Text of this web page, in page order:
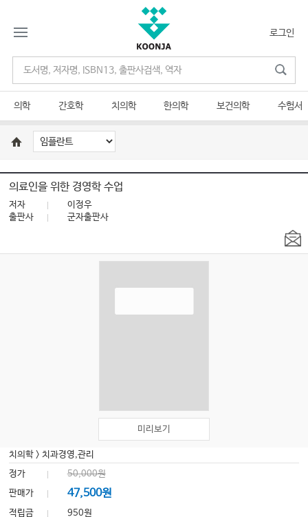
로그인
의학 간호학 치의학 한의학 보건의학 수험서
의료인을 위한 경영학 수업
저자
이정우
출판사
군자출판사
미리보기
치의학 >치과경영,관리
정가
50,000원
판매가
47,500원
적립금 950원